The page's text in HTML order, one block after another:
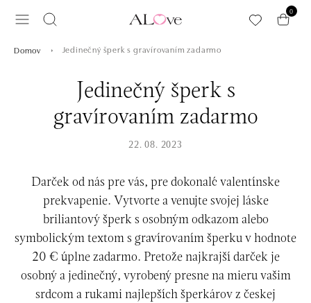
0
Domov Jedinečný šperk s gravírovaním zadarmo
Jedinečný šperk s
gravírovaním zadarmo
22. 08. 2023
Darček od nás pre vás, pre dokonalé valentínske
prekvapenie. Vytvorte a venujte svojej láske
briliantový šperk s osobným odkazom alebo
symbolickým textom s gravírovaním šperku v hodnote
20 € úplne zadarmo. Pretože najkrajší darček je
osobný a jedinečný, vyrobený presne na mieru vašim
srdcom a rukami najlepších šperkárov z českej